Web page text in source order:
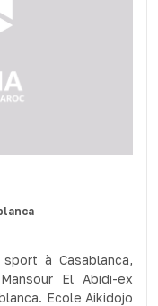
à Casablanca,
El Abidi-ex
Ecole Aikidojo